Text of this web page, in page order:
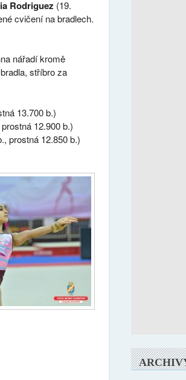
Rodriguez (19.
cvičení na bradlech.
nářadí kromě
stříbro za
13.700 b.)
12.900 b.)
prostná 12.850 b.)